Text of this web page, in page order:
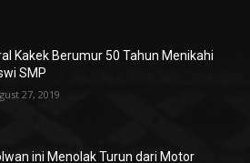
Kakek Berumur 50 Tahun Menikahi
SMP
27, 2019
ini Menolak Turun dari Motor